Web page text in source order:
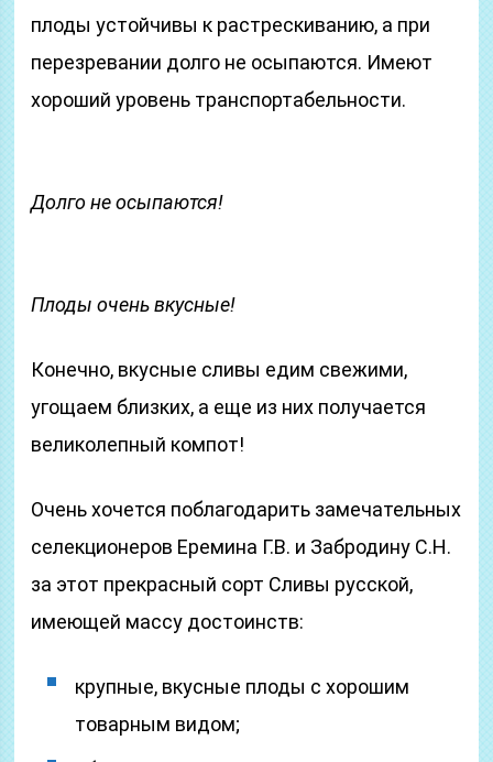
плоды устойчивы к растрескиванию, а при
перезревании долго не осыпаются. Имеют
хороший уровень транспортабельности.
Долго не осыпаются!
Плоды очень вкусные!
Конечно, вкусные сливы едим свежими,
угощаем близких, а еще из них получается
великолепный компот!
Очень хочется поблагодарить замечательных
селекционеров Еремина Г.В. и Забродину С.Н.
за этот прекрасный сорт Сливы русской,
имеющей массу достоинств:
крупные, вкусные плоды с хорошим
товарным видом;